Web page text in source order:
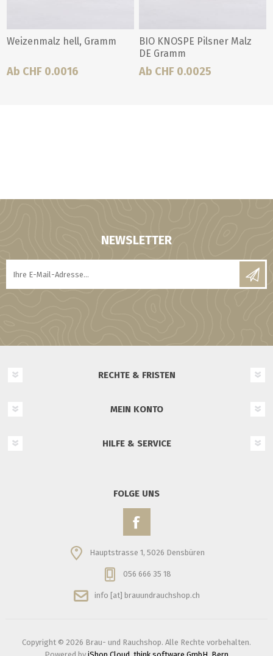
Weizenmalz hell, Gramm
Ab CHF 0.0016
BIO KNOSPE Pilsner Malz
DE Gramm
Ab CHF 0.0025
NEWSLETTER
RECHTE & FRISTEN
MEIN KONTO
HILFE & SERVICE
FOLGE UNS
Hauptstrasse 1, 5026 Densbüren
056 666 35 18
info [at] brauundrauchshop.ch
Copyright © 2026 Brau- und Rauchshop. Alle Rechte vorbehalten.